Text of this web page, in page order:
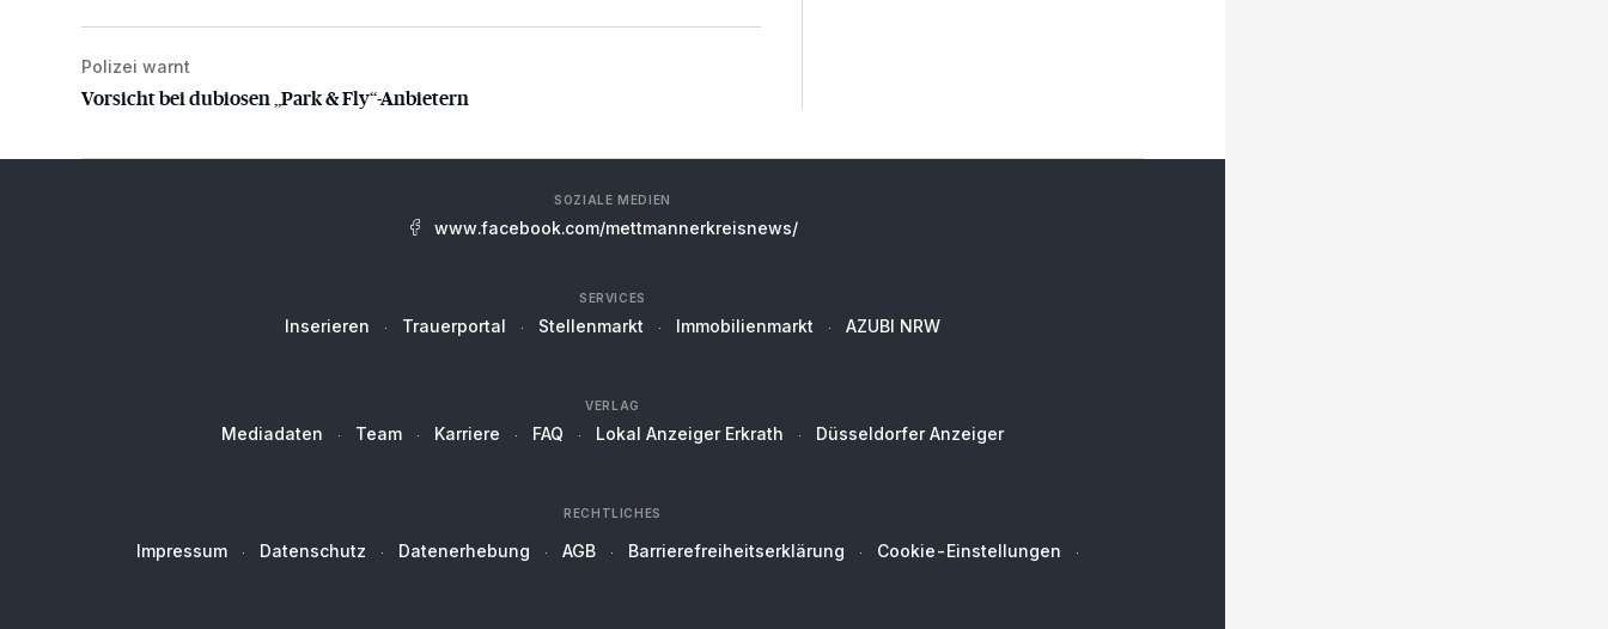
Vorsicht bei dubiosen „Park & Fly“-Anbietern
Polizei warnt
Vorsicht bei dubiosen „Park & Fly“-Anbietern
SOZIALE MEDIEN
www.facebook.com/mettmannerkreisnews/
SERVICES
Inserieren Trauerportal Stellenmarkt Immobilienmarkt AZUBI NRW
VERLAG
Mediadaten Team Karriere FAQ Lokal Anzeiger Erkrath Düsseldorfer Anzeiger
RECHTLICHES
Impressum Datenschutz Datenerhebung AGB Barrierefreiheitserklärung Cookie-Einstellungen